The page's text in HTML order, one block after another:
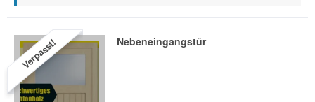
Verpasst! Nebeneingangstür